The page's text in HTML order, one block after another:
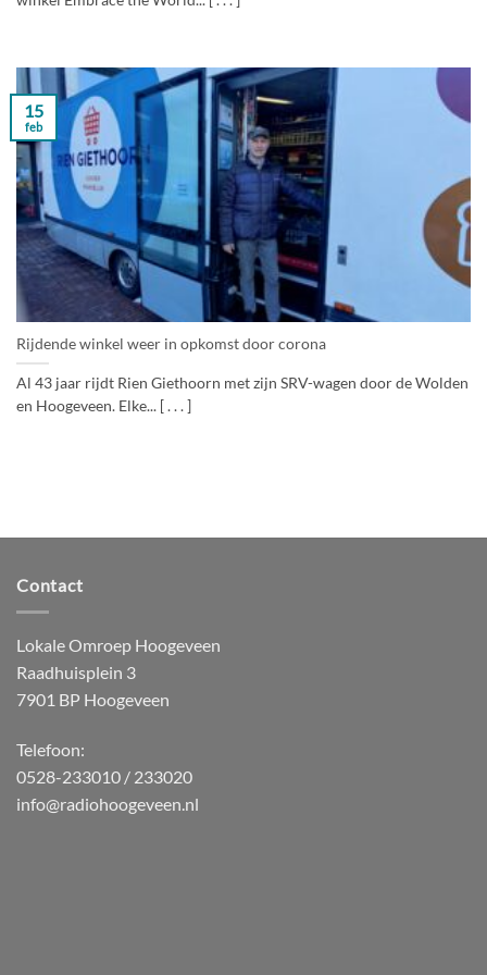
Rijdende winkel weer in opkomst door corona
Al 43 jaar rijdt Rien Giethoorn met zijn SRV-wagen door de Wolden
en Hoogeveen. Elke... [ . . . ]
15
feb
Contact
Lokale Omroep Hoogeveen
Raadhuisplein 3
7901 BP Hoogeveen
Telefoon:
0528-233010 / 233020
info@radiohoogeveen.nl